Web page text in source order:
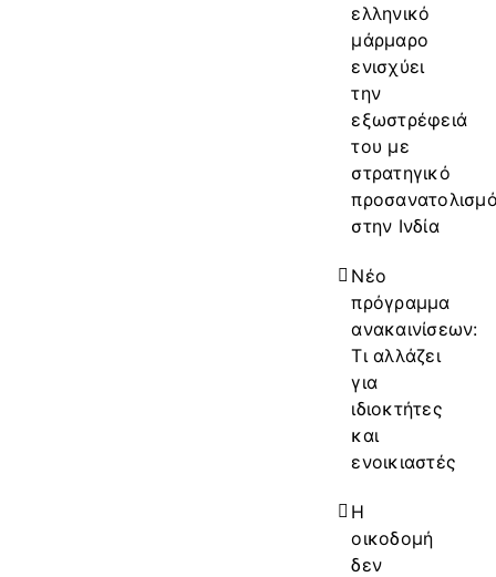
ελληνικό
μάρμαρο
ενισχύει
την
εξωστρέφειά
του με
στρατηγικό
στην Ινδία
Νέο
πρόγραμμα
ανακαινίσεων:
Τι αλλάζει
για
ιδιοκτήτες
και
ενοικιαστές
Η
οικοδομή
δεν